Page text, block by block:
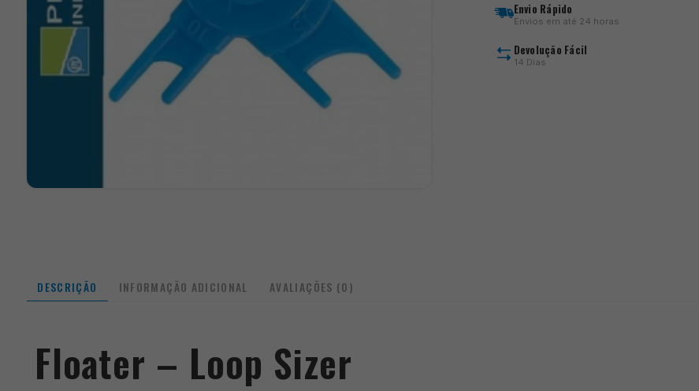
Loop
Sizer
Envio Rápido
Envios em até 24 horas
Devolução Fácil
14 Dias
DESCRIÇÃO INFORMAÇÃO ADICIONAL AVALIAÇÕES (0)
Floater – Loop Sizer